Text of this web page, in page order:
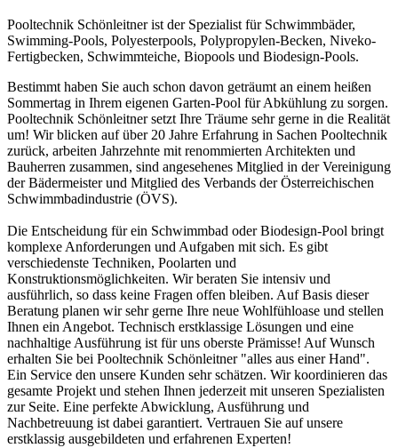
Pooltechnik Schönleitner ist der Spezialist für Schwimmbäder,
Swimming-Pools, Polyesterpools, Polypropylen-Becken, Niveko-
Fertigbecken, Schwimmteiche, Biopools und Biodesign-Pools.
Bestimmt haben Sie auch schon davon geträumt an einem heißen
Sommertag in Ihrem eigenen Garten-Pool für Abkühlung zu sorgen.
Pooltechnik Schönleitner setzt Ihre Träume sehr gerne in die Realität
um! Wir blicken auf über 20 Jahre Erfahrung in Sachen Pooltechnik
zurück, arbeiten Jahrzehnte mit renommierten Architekten und
Bauherren zusammen, sind angesehenes Mitglied in der Vereinigung
der Bädermeister und Mitglied des Verbands der Österreichischen
Schwimmbadindustrie (ÖVS).
Die Entscheidung für ein Schwimmbad oder Biodesign-Pool bringt
komplexe Anforderungen und Aufgaben mit sich. Es gibt
verschiedenste Techniken, Poolarten und
Konstruktionsmöglichkeiten. Wir beraten Sie intensiv und
ausführlich, so dass keine Fragen offen bleiben. Auf Basis dieser
Beratung planen wir sehr gerne Ihre neue Wohlfühloase und stellen
Ihnen ein Angebot. Technisch erstklassige Lösungen und eine
nachhaltige Ausführung ist für uns oberste Prämisse! Auf Wunsch
erhalten Sie bei Pooltechnik Schönleitner "alles aus einer Hand".
Ein Service den unsere Kunden sehr schätzen. Wir koordinieren das
gesamte Projekt und stehen Ihnen jederzeit mit unseren Spezialisten
zur Seite. Eine perfekte Abwicklung, Ausführung und
Nachbetreuung ist dabei garantiert. Vertrauen Sie auf unsere
erstklassig ausgebildeten und erfahrenen Experten!